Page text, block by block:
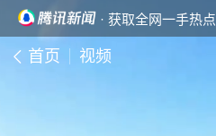
· 获取全网一手热点
首页 视频